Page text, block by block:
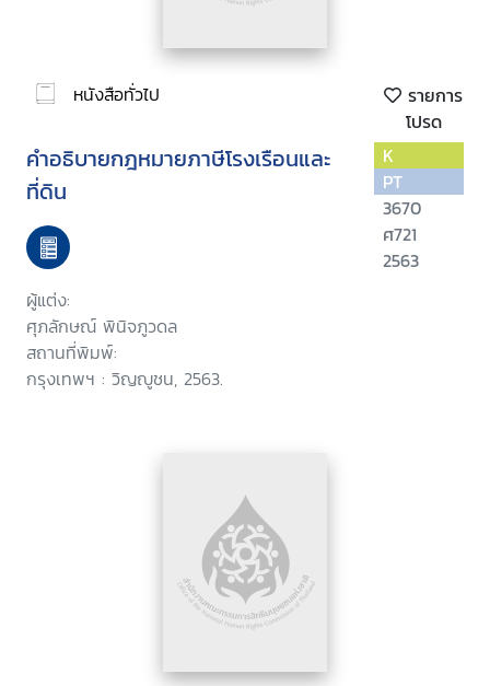
หนังสือทั่วไป
รายการ
โปรด
คำอธิบายกฎหมายภาษีโรงเรือนและ
ที่ดิน
ผู้แต่ง:
ศุภลักษณ์ พินิจภูวดล
สถานที่พิมพ์:
กรุงเทพฯ : วิญญูชน, 2563.
K
PT
3670
ศ721
2563